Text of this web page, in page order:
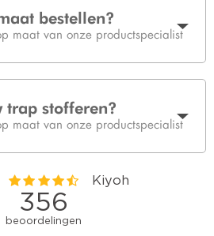
bestellen?
maat van onze productspecialist
stofferen?
maat van onze productspecialist